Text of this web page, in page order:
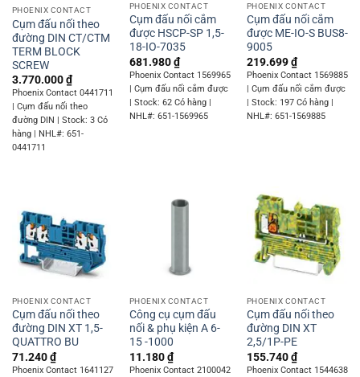
PHOENIX CONTACT
Cụm đấu nối theo
đường DIN CT/CTM
TERM BLOCK
SCREW
3.770.000₫
Phoenix Contact 0441711
| Cụm đấu nối theo
đường DIN | Stock: 3 Có
hàng | NHL#: 651-
0441711
PHOENIX CONTACT
Cụm đấu nối cắm
được HSCP-SP 1,5-
18-IO-7035
681.980₫
Phoenix Contact 1569965
| Cụm đấu nối cắm được
| Stock: 62 Có hàng |
NHL#: 651-1569965
PHOENIX CONTACT
Cụm đấu nối cắm
được ME-IO-S BUS8-
9005
219.699₫
Phoenix Contact 1569885
| Cụm đấu nối cắm được
| Stock: 197 Có hàng |
NHL#: 651-1569885
PHOENIX CONTACT
Cụm đấu nối theo
đường DIN XT 1,5-
QUATTRO BU
71.240₫
Phoenix Contact 1641127
PHOENIX CONTACT
Công cụ cụm đấu
nối & phụ kiện A 6-
15 -1000
11.180₫
Phoenix Contact 2100042
PHOENIX CONTACT
Cụm đấu nối theo
đường DIN XT
2,5/1P-PE
155.740₫
Phoenix Contact 1544638